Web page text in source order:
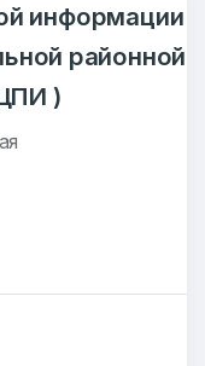
информации
районной
)